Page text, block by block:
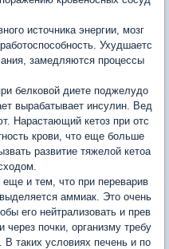
источника энергии, мозг
Ухудшаетс
замедляются процессы
белковой диете поджелудо
вырабатывает инсулин. Вед
Нарастающий кетоз при отс
крови, что еще больше
развитие тяжелой кетоа
еще и тем, что при переварив
аммиак. Это очень
его нейтрализовать и прев
через почки, организму требу
таких условиях печень и по